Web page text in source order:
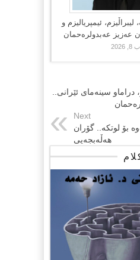
ئیمپریالیزم و
عەزیز عەبدولرەحمان
2026
سینەمای ئێرانی..
Next
بۆ لوتکە.. گۆران
هەڵەبجەیی